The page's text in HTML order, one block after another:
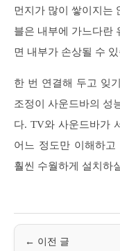
먼지가 많이 쌓이지는
블은 내부에 가느다란
면 내부가 손상될 수
한 번 연결해 두고 잊
조정이 사운드바의 성
다. TV와 사운드바가
어느 정도만 이해하
훨씬 수월하게 설치하
← 이전 글